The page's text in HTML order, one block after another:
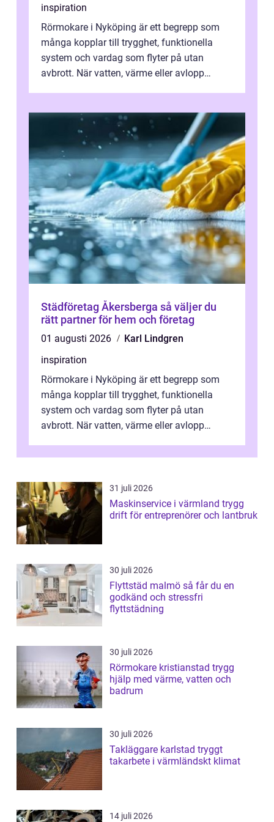
inspiration
Rörmokare i Nyköping är ett begrepp som
många kopplar till trygghet, funktionella
system och vardag som flyter på utan
avbrott. När vatten, värme eller avlopp
Städföretag Åkersberga så väljer du
rätt partner för hem och företag
01 augusti 2026
Karl Lindgren
inspiration
Rörmokare i Nyköping är ett begrepp som
många kopplar till trygghet, funktionella
system och vardag som flyter på utan
avbrott. När vatten, värme eller avlopp
31 juli 2026
Maskinservice i värmland trygg
drift för entreprenörer och lantbruk
30 juli 2026
Flyttstäd malmö så får du en
godkänd och stressfri
flyttstädning
30 juli 2026
Rörmokare kristianstad trygg
hjälp med värme, vatten och
badrum
30 juli 2026
Takläggare karlstad tryggt
takarbete i värmländskt klimat
14 juli 2026